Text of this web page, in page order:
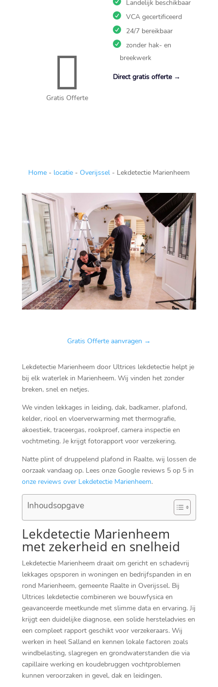

Gratis Offerte
Landelijk beschikbaar
VCA gecertificeerd
24/7 bereikbaar
zonder hak- en
breekwerk
Direct gratis offerte →
Home- locatie- Overijssel- Lekdetectie Marienheem
Gratis Offerte aanvragen →
Lekdetectie Marienheem door Ultrices lekdetectie helpt je
bij elk waterlek in Marienheem.​ Wij vinden het zonder
breken, snel en netjes.​
We vinden lekkages in leiding, dak, badkamer, plafond,
kelder, riool en vloerverwarming met thermografie,
akoestiek, traceergas, rookproef, camera inspectie en
vochtmeting.​ Je krijgt fotorapport voor verzekering.​
Natte plint of druppelend plafond in Raalte, wij lossen de
oorzaak vandaag op.​ Lees onze Google reviews 5 op 5 in
onze reviews over Lekdetectie Marienheem.​
Inhoudsopgave
Lekdetectie Marienheem
met zekerheid en snelheid
Lekdetectie Marienheem draait om gericht en schadevrij
lekkages opsporen in woningen en bedrijfspanden in en
rond Marienheem, gemeente Raalte in Overijssel.​ Bij
Ultrices lekdetectie combineren we bouwfysica en
geavanceerde meetkunde met slimme data en ervaring.​ Jij
krijgt een duidelijke diagnose, een solide hersteladvies en
een compleet rapport geschikt voor verzekeraars.​ Wij
werken in heel Salland en kennen lokale factoren zoals
windbelasting, slagregen en grondwaterstanden die via
capillaire werking en koudebruggen vochtproblemen
kunnen veroorzaken in gevel, dak en leidingen.​